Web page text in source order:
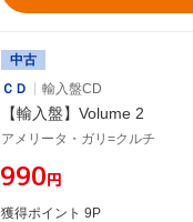
中古
ＣＤ
輸入盤CD
【輸入盤】Volume 2
アメリータ・ガリ=クルチ
¥990円
獲得ポイント 9P